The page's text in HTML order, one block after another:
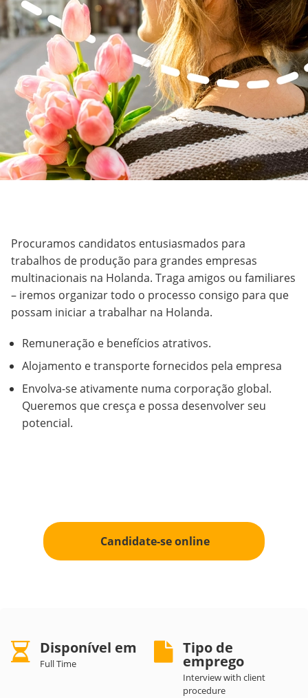
Procuramos candidatos entusiasmados para
trabalhos de produção para grandes empresas
multinacionais na Holanda. Traga amigos ou familiares
– iremos organizar todo o processo consigo para que
possam iniciar a trabalhar na Holanda.
Remuneração e benefícios atrativos.
Alojamento etransportefornecidos pela empresa
Envolva-seativamente numa corporação global.
Queremos que cresça e possa desenvolverseu
potencial.
Candidate-se online
Disponível em
Full Time
Tipo de
emprego
Interview with client
procedure